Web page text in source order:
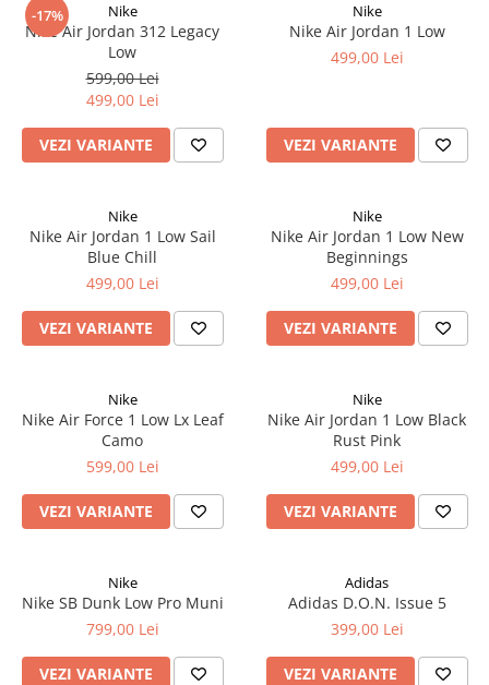
-17% Nike
Nike Air Jordan 312 Legacy
Low
599,00 Lei
499,00 Lei
VEZI VARIANTE
Nike
Nike Air Jordan 1 Low
499,00 Lei
VEZI VARIANTE
Nike
Nike Air Jordan 1 Low Sail
Blue Chill
499,00 Lei
VEZI VARIANTE
Nike
Nike Air Jordan 1 Low New
Beginnings
499,00 Lei
VEZI VARIANTE
Nike
Nike Air Force 1 Low Lx Leaf
Camo
599,00 Lei
VEZI VARIANTE
Nike
Nike Air Jordan 1 Low Black
Rust Pink
499,00 Lei
VEZI VARIANTE
Nike
Nike SB Dunk Low Pro Muni
799,00 Lei
VEZI VARIANTE
Adidas
Adidas D.O.N. Issue 5
399,00 Lei
VEZI VARIANTE